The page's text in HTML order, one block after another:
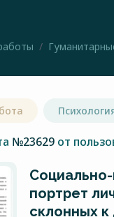
№23629 от
портрет
склонных